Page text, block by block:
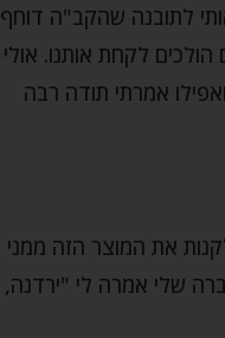
לתובנה שהקב"ה דוחף
לקחת אותנו. אולי
אמרתי תודה רבה
את המוצר הזה ממני
שלי אמרה לי "ירדנה,